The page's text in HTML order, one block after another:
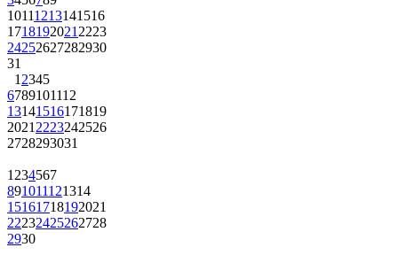
10111213141516
1718192021 2223
24252627282930
31
1 2345
6789101112
13141516171819
2021 2223242526
2728293031
1 234567
891011121314
15161718192021
22232425262728
2930